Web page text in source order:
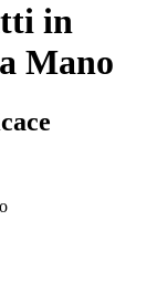
in
Mano